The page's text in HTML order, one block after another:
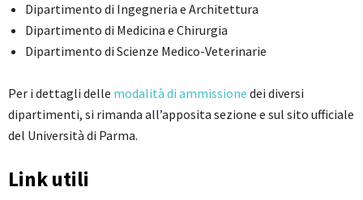
Dipartimento di Ingegneria e Architettura
Dipartimento di Medicina e Chirurgia
Dipartimento di Scienze Medico-Veterinarie
Per i dettagli delle modalità di ammissione dei diversi
dipartimenti, si rimanda all’apposita sezione e sul sito ufficiale
del Università di Parma.
Link utili